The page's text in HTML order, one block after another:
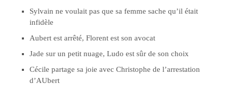
Sylvain ne voulait pas que sa femme sache qu’il était
infidèle
Aubert est arrêté, Florent est son avocat
Jade sur un petit nuage, Ludo est sûr de son choix
Cécile partage sa joie avec Christophe de l’arrestation
d’AUbert